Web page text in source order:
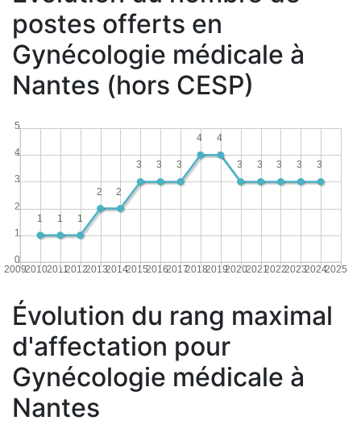
postes offerts en
Gynécologie médicale à
Nantes (hors CESP)
20092010201120122013201420152016201720182019202020212022202320242025
0
1
2
3
4
5
3
3
3
3
3
4
4
3
3
3
2
2
1
1
1
Évolution du rang maximal
d'affectation pour
Gynécologie médicale à
Nantes